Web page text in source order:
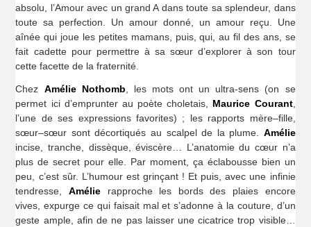
absolu, l’Amour avec un grand A dans toute sa splendeur, dans
toute sa perfection. Un amour donné, un amour reçu. Une
aînée qui joue les petites mamans, puis, qui, au fil des ans, se
fait cadette pour permettre à sa sœur d’explorer à son tour
cette facette de la fraternité.
Chez Amélie Nothomb , les mots ont un ultra-sens (on se
permet ici d’emprunter au poète choletais, Maurice Courant,
l’une de ses expressions favorites) ; les rapports mère–fille,
sœur–sœur sont décortiqués au scalpel de la plume. Amélie
incise, tranche, dissèque, éviscère… L’anatomie du cœur n’a
plus de secret pour elle. Par moment, ça éclabousse bien un
peu, c’est sûr. L’humour est grinçant ! Et puis, avec une infinie
tendresse,Amélie rapproche les bords des plaies encore
vives, expurge ce qui faisait mal et s’adonne à la couture, d’un
geste ample, afin de ne pas laisser une cicatrice trop visible…